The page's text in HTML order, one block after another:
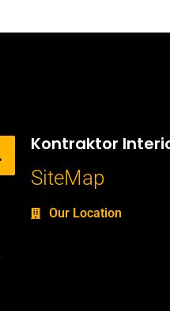
Kontraktor
SiteMap
Our Location